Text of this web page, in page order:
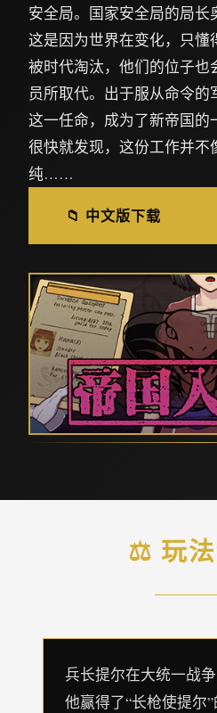
安全局。国家安全局的局长
这是因为世界在变化，只懂
被时代淘汰，他们的位子也
员所取代。出于服从命令的
这一任命，成为了新帝国的
很快就发现，这份工作并不
纯……
📁 中文版下载
⚖️ 玩
兵长提尔在大统一战
他赢得了“长枪使提尔